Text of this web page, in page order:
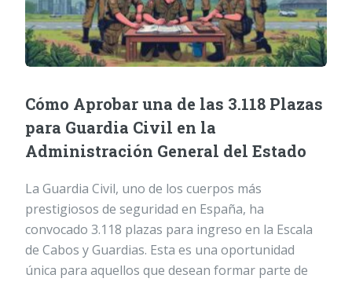
Cómo Aprobar una de las 3.118 Plazas
para Guardia Civil en la
Administración General del Estado
La Guardia Civil, uno de los cuerpos más
prestigiosos de seguridad en España, ha
convocado 3.118 plazas para ingreso en la Escala
de Cabos y Guardias. Esta es una oportunidad
única para aquellos que desean formar parte de